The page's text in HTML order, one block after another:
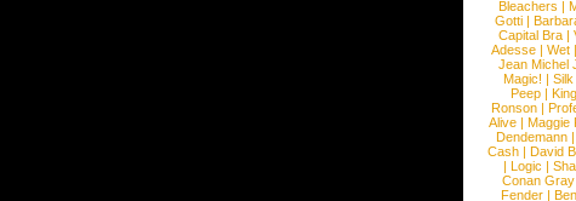
Bleachers |
Gotti|
Capital Bra|
Adesse| Wet|
Jean Michel
Magic! |
Peep|
Ronson|
Alive| Maggie
Dendemann|
Cash | David
| Logic |
Conan Gray
Fender|